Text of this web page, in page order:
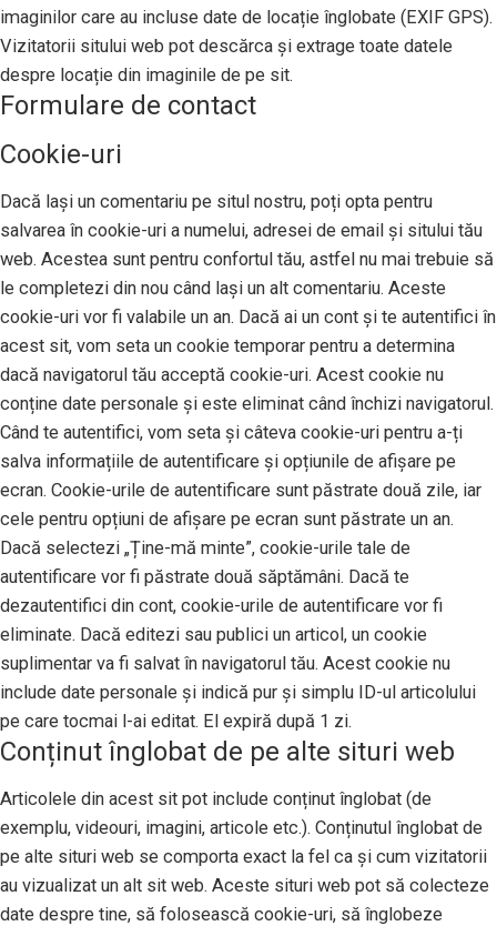
imaginilor care au incluse date de locație înglobate (EXIF GPS).
Vizitatorii sitului web pot descărca și extrage toate datele
despre locație din imaginile de pe sit.
Formulare de contact
Cookie-uri
Dacă lași un comentariu pe situl nostru, poți opta pentru
salvarea în cookie-uri a numelui, adresei de email și sitului tău
web. Acestea sunt pentru confortul tău, astfel nu mai trebuie să
le completezi din nou când lași un alt comentariu. Aceste
cookie-uri vor fi valabile un an. Dacă ai un cont și te autentifici în
acest sit, vom seta un cookie temporar pentru a determina
dacă navigatorul tău acceptă cookie-uri. Acest cookie nu
conține date personale și este eliminat când închizi navigatorul.
Când te autentifici, vom seta și câteva cookie-uri pentru a-ți
salva informațiile de autentificare și opțiunile de afișare pe
ecran. Cookie-urile de autentificare sunt păstrate două zile, iar
cele pentru opțiuni de afișare pe ecran sunt păstrate un an.
Dacă selectezi „Ține-mă minte”, cookie-urile tale de
autentificare vor fi păstrate două săptămâni. Dacă te
dezautentifici din cont, cookie-urile de autentificare vor fi
eliminate. Dacă editezi sau publici un articol, un cookie
suplimentar va fi salvat în navigatorul tău. Acest cookie nu
include date personale și indică pur și simplu ID-ul articolului
pe care tocmai l-ai editat. El expiră după 1 zi.
Conținut înglobat de pe alte situri web
Articolele din acest sit pot include conținut înglobat (de
exemplu, videouri, imagini, articole etc.). Conținutul înglobat de
pe alte situri web se comporta exact la fel ca și cum vizitatorii
au vizualizat un alt sit web. Aceste situri web pot să colecteze
date despre tine, să folosească cookie-uri, să înglobeze